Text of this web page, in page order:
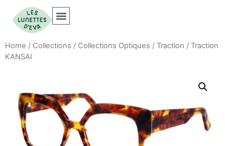
Home / Collections / Collections Optiques / Traction / Traction
KANSAI